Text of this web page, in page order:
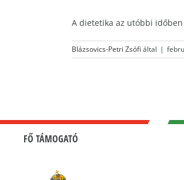
A dietetika az utóbbi
Blázsovics-Petri Zsófi által |
FŐ TÁMOGATÓ